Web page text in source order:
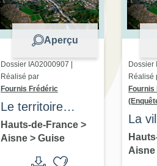
Aperçu
Dossier IA02000907 |
Réalisé par
Fournis Frédéric
Le territoire
communal de
Guise - dossier
de présentation
Hauts-de-France >
Aisne > Guise
Dossier
Réalisé
Fournis
La
Aisne